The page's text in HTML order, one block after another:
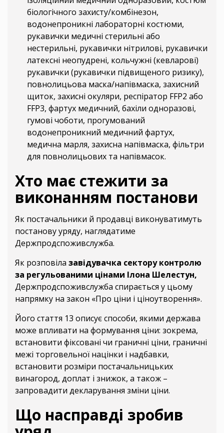
біологічного захисту/комбінезон,
водонепроникні лабораторні костюми,
рукавички медичні стерильні або
нестерильні, рукавички нітрилові, рукавички
латексні неопудрені, кольчужні (кевларові)
рукавички (рукавички підвищеного ризику),
повнолицьова маска/напівмаска, захисний
щиток, захисні окуляри, респіратор FFP2 або
FFP3, фартух медичний, бахіли одноразові,
гумові чоботи, прогумований
водонепроникний медичний фартух,
медична марля, захисна напівмаска, фільтри
для повнолицьових та напівмасок.
Хто має стежити за
виконанням постанови
Як постачальники й продавці виконуватимуть
постанову уряду, наглядатиме
Держпродспоживслужба.
Як розповіла завідувачка сектору контролю
за регульованими цінами Ілона Шелестун,
Держпродспоживслужба спирається у цьому
напрямку на закон «Про ціни і ціноутворення».
Його стаття 13 описує способи, якими держава
може впливати на формування ціни: зокрема,
встановити фіксовані чи граничні ціни, граничні
межі торговельної націнки і надбавки,
встановити розміри постачальницьких
винагород, доплат і знижок, а також –
запровадити декларування зміни ціни.
Що насправді зробив